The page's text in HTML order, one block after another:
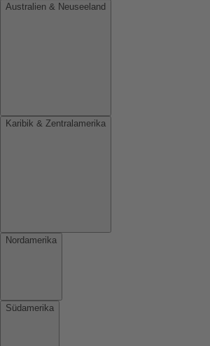
Australien & Neuseeland
Karibik & Zentralamerika
Nordamerika
Südamerika